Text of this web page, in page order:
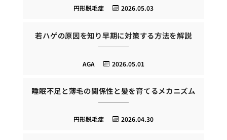
2026.05.03
円形脱毛症
若ハゲの原因を知り早期に対策する方法を解説
2026.05.01
AGA
睡眠不足と薄毛の関係性と髪を育てるメカニズム
2026.04.30
円形脱毛症